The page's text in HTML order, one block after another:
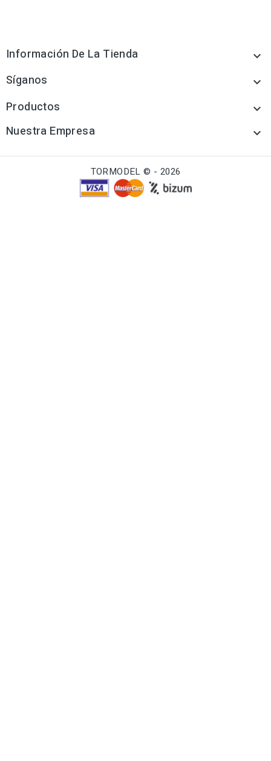
Información De La Tienda 
Síganos 
Productos 
Nuestra Empresa 
TORMODEL © - 2026